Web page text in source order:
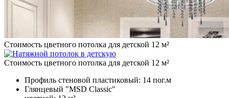
Стоимость цветного потолка для детской 12 м²
Стоимость цветного потолка для детской 12 м²
Профиль стеновой пластиковый: 14 пог.м
Глянцевый "MSD Classic"